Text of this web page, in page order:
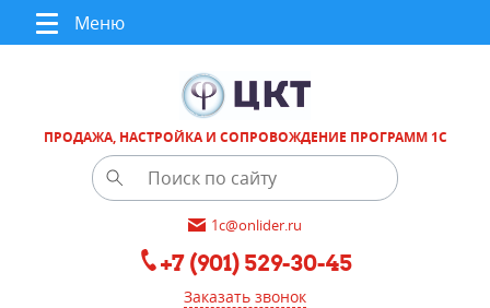
Меню
ПРОДАЖА, НАСТРОЙКА И СОПРОВОЖДЕНИЕ ПРОГРАММ 1С
1c@onlider.ru
+7 (901) 529-30-45
Заказать звонок